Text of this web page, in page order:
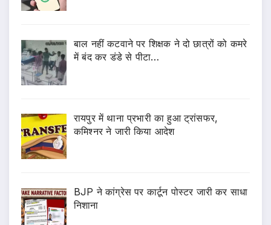
बाल नहीं कटवाने पर शिक्षक ने दो छात्रों को कमरे
में बंद कर डंडे से पीटा…
रायपुर में थाना प्रभारी का हुआ ट्रांसफर,
कमिश्नर ने जारी किया आदेश
BJP ने कांग्रेस पर कार्टून पोस्टर जारी कर साधा
निशाना